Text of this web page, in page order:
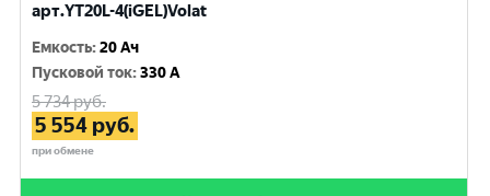
арт.YT20L-4(iGEL)Volat
Емкость:20 Ач
Пусковой ток:330 A
5 734руб.
5 554 руб.
при обмене